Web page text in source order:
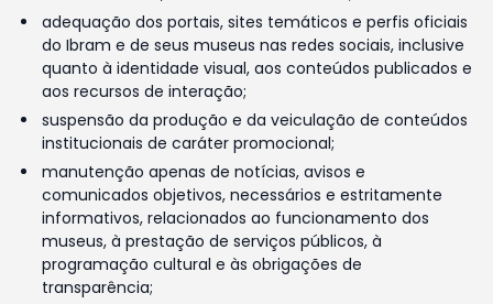
adequação dos portais, sites temáticos e perfis oficiais
do Ibram e de seus museus nas redes sociais, inclusive
quanto à identidade visual, aos conteúdos publicados e
aos recursos de interação;
suspensão da produção e da veiculação de conteúdos
institucionais de caráter promocional;
manutenção apenas de notícias, avisos e
comunicados objetivos, necessários e estritamente
informativos, relacionados ao funcionamento dos
museus, à prestação de serviços públicos, à
programação cultural e às obrigações de
transparência;